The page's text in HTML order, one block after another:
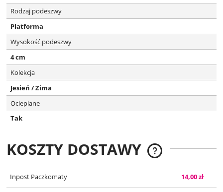
Rodzaj podeszwy
Platforma
Wysokość podeszwy
4 cm
Kolekcja
Jesień / Zima
Ocieplane
Tak
KOSZTY DOSTAWY
CENA NIE ZAWIERA
Inpost Paczkomaty
14,00 zł